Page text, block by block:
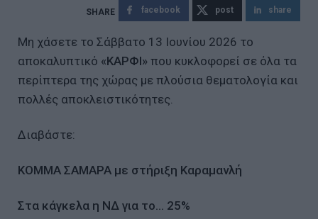
facebook post share
Μη χάσετε το Σάββατο 13 Ιουνίου 2026 το
αποκαλυπτικό «ΚΑΡΦΙ» που κυκλοφορεί σε όλα τα
περίπτερα της χώρας με πλούσια θεματολογία και
πολλές αποκλειστικότητες.
Διαβάστε:
ΚΟΜΜΑ ΣΑΜΑΡΑ με στήριξη Καραμανλή
Στα κάγκελα η ΝΔ για το… 25%